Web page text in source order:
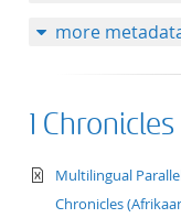
more
1
text/xml
Multilingual
Chronicles